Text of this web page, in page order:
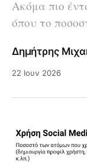
Ακόμα πιο
όπου το
Δημήτρης
22 Ιουν 2026